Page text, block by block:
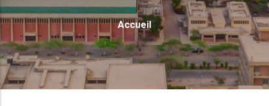
Fil
D'Ariane
Accueil